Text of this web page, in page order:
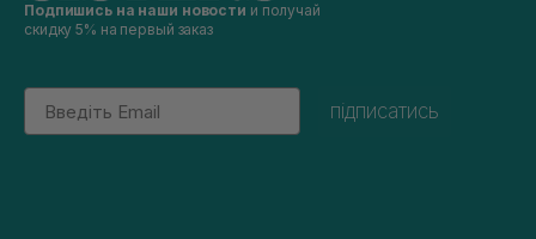
Подпишись на наши новости и получай
скидку 5% на первый заказ
Email
підписатись